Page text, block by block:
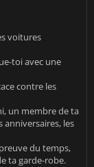
voitures
toi avec une
contre les
un membre de ta
anniversaires, les
du temps,
ta garde-robe.